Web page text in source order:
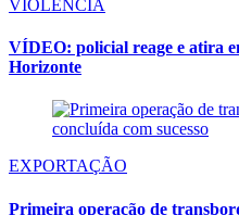
VIOLÊNCIA
VÍDEO: policial reage e atira
Horizonte
EXPORTAÇÃO
Primeira operação de